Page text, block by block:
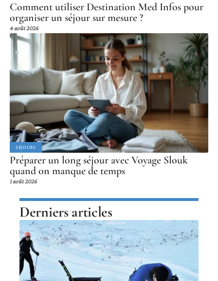
Comment utiliser Destination Med Infos pour
organiser un séjour sur mesure ?
4 août 2026
SÉJOURS
Préparer un long séjour avec Voyage Slouk
quand on manque de temps
1 août 2026
Derniers articles